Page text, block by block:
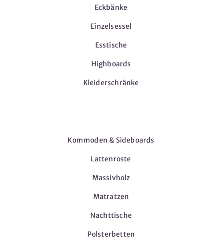
Eckbänke
Einzelsessel
Esstische
Highboards
Kleiderschränke
Kommoden & Sideboards
Lattenroste
Massivholz
Matratzen
Nachttische
Polsterbetten